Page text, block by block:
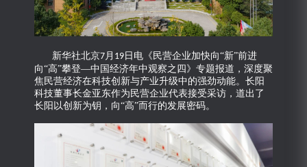
新华社北京7月 19 日电《民营企业加快向“新”前进
向“高”攀登—中国经济年中观察之四》专题报道，深度聚
焦民营经济在科技创新与产业升级中的强劲动能。长阳
科技董事长金亚东作为民营企业代表接受采访，道出了
长阳以创新为钥，向“高”而行的发展密码。